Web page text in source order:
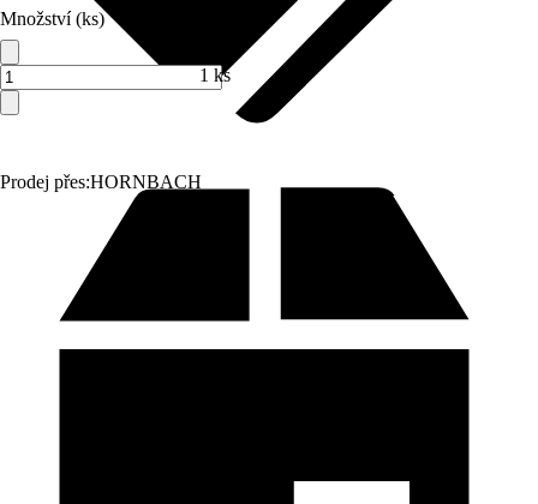
Prodej přes:HORNBACH
Množství (ks)
1 ks